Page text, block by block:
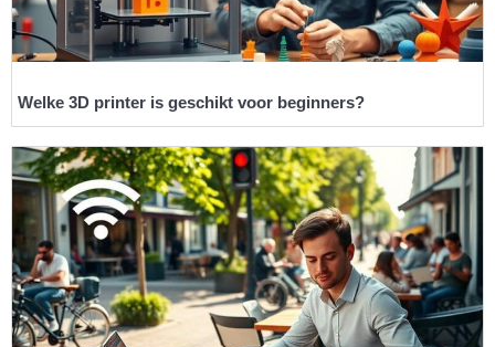
Welke 3D printer is geschikt voor beginners?